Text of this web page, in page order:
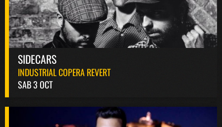
SIDECARS
INDUSTRIAL COPERA REVERT
SAB 3 OCT